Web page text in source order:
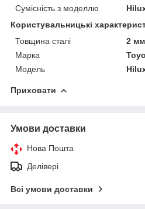
Сумісність з моделлю
Користувальницькі
Товщина сталі
2 мм
Марка
Модель
Приховати
Умови доставки
Нова Пошта
Делівері
Всі умови доставки